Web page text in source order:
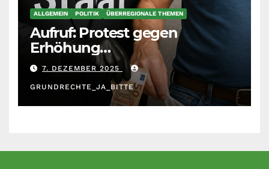
ALLGEMEIN POLITIK ÜBERREGIONALE THEMEN
Aufruf: Protest gegen
Erhöhung
Krankenkassenbeiträge
7. DEZEMBER 2025
GRUNDRECHTE_JA_BITTE